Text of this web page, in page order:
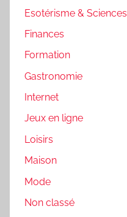
Esotérisme & Sciences
Finances
Formation
Gastronomie
Internet
Jeux en ligne
Loisirs
Maison
Mode
Non classé